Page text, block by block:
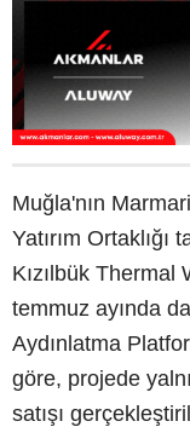
Muğla'nın
Yatırım
Kızılbük
temmuz ayında
Aydınlatma
göre, projede
satışı